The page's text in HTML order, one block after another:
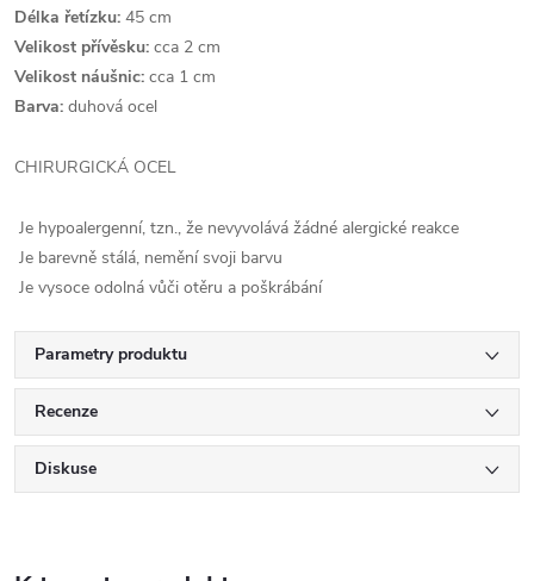
Délka řetízku: 45 cm
Velikost přívěsku: cca 2 cm
Velikost náušnic: cca 1 cm
Barva: duhová ocel
CHIRURGICKÁ OCEL
Je hypoalergenní, tzn., že nevyvolává žádné alergické reakce
Je barevně stálá, nemění svoji barvu
Je vysoce odolná vůči otěru a poškrábání
Parametry produktu
Recenze
Diskuse